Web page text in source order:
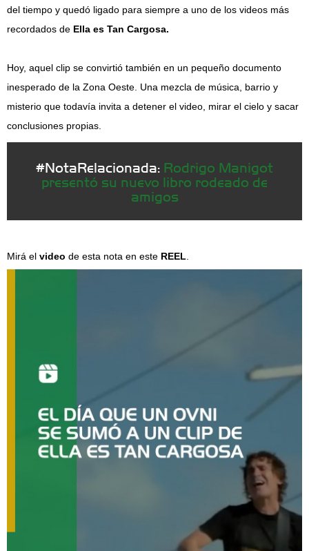
del tiempo y quedó ligado para siempre a uno de los videos más
recordados de Ella es Tan Cargosa.
Hoy, aquel clip se convirtió también en un pequeño documento
inesperado de la Zona Oeste. Una mezcla de música, barrio y
misterio que todavía invita a detener el video, mirar el cielo y sacar
conclusiones propias.
#NotaRelacionada: Rodrigo Manigot
presentó su nuevo libro rodeado de
amigos
Mirá el video de esta nota en este REEL